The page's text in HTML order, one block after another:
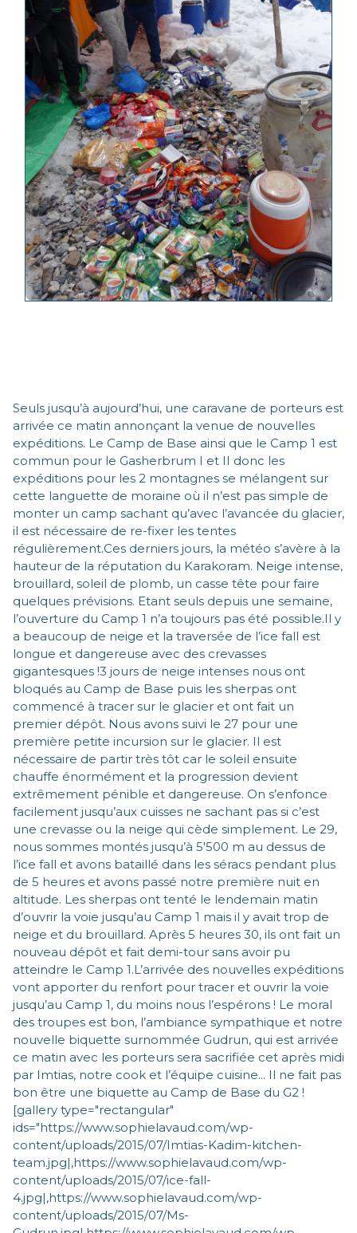
Seuls jusqu’à aujourd’hui, une caravane de porteurs est
arrivée ce matin annonçant la venue de nouvelles
expéditions. Le Camp de Base ainsi que le Camp 1 est
commun pour le Gasherbrum I et II donc les
expéditions pour les 2 montagnes se mélangent sur
cette languette de moraine où il n’est pas simple de
monter un camp sachant qu’avec l’avancée du glacier,
il est nécessaire de re-fixer les tentes
régulièrement.Ces derniers jours, la météo s’avère à la
hauteur de la réputation du Karakoram. Neige intense,
brouillard, soleil de plomb, un casse tête pour faire
quelques prévisions. Etant seuls depuis une semaine,
l’ouverture du Camp 1 n’a toujours pas été possible.Il y
a beaucoup de neige et la traversée de l’ice fall est
longue et dangereuse avec des crevasses
gigantesques !3 jours de neige intenses nous ont
bloqués au Camp de Base puis les sherpas ont
commencé à tracer sur le glacier et ont fait un
premier dépôt. Nous avons suivi le 27 pour une
première petite incursion sur le glacier. Il est
nécessaire de partir très tôt car le soleil ensuite
chauffe énormément et la progression devient
extrêmement pénible et dangereuse. On s’enfonce
facilement jusqu’aux cuisses ne sachant pas si c’est
une crevasse ou la neige qui cède simplement. Le 29,
nous sommes montés jusqu’à 5'500 m au dessus de
l’ice fall et avons bataillé dans les séracs pendant plus
de 5 heures et avons passé notre première nuit en
altitude. Les sherpas ont tenté le lendemain matin
d’ouvrir la voie jusqu’au Camp 1 mais il y avait trop de
neige et du brouillard. Après 5 heures 30, ils ont fait un
nouveau dépôt et fait demi-tour sans avoir pu
atteindre le Camp 1.L’arrivée des nouvelles expéditions
vont apporter du renfort pour tracer et ouvrir la voie
jusqu’au Camp 1, du moins nous l’espérons ! Le moral
des troupes est bon, l’ambiance sympathique et notre
nouvelle biquette surnommée Gudrun, qui est arrivée
ce matin avec les porteurs sera sacrifiée cet après midi
par Imtias, notre cook et l’équipe cuisine... Il ne fait pas
bon être une biquette au Camp de Base du G2 !
[gallery type="rectangular"
ids="https://www.sophielavaud.com/wp-
content/uploads/2015/07/Imtias-Kadim-kitchen-
team.jpg|,https://www.sophielavaud.com/wp-
content/uploads/2015/07/ice-fall-
4.jpg|,https://www.sophielavaud.com/wp-
content/uploads/2015/07/Ms-